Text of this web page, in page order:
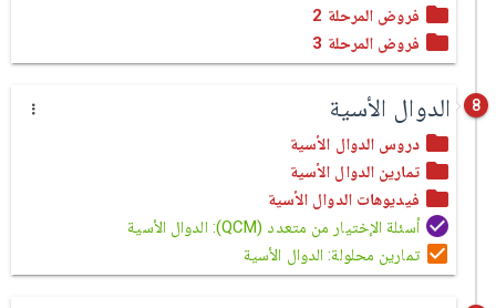
فروض المرحلة 2
فروض المرحلة 3
8 الدوال الأسية
دروس الدوال الأسية
تمارين الدوال الأسية
فيديوهات الدوال الأسية
أسئلة الإختيار من متعدد (QCM): الدوال الأسية
تمارين محلولة: الدوال الأسية